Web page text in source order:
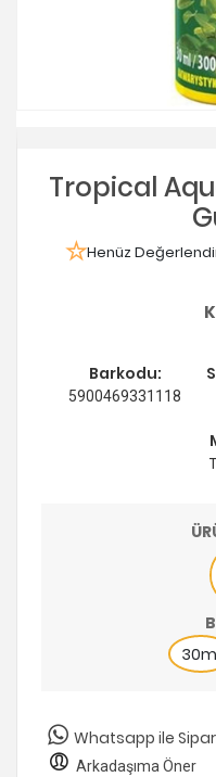
Tropical
Henüz
Barkodu:
5900469331118
Whatsapp ile
Arkadaşıma Öner